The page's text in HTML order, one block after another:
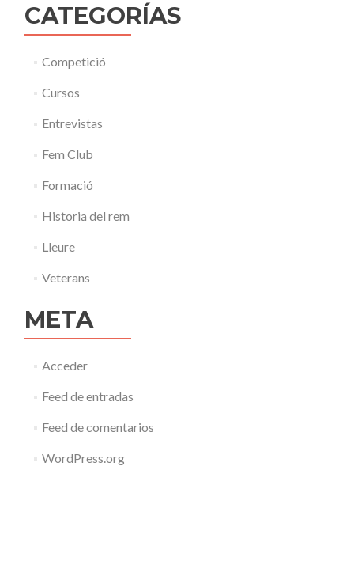
CATEGORÍAS
Competició
Cursos
Entrevistas
Fem Club
Formació
Historia del rem
Lleure
Veterans
META
Acceder
Feed de entradas
Feed de comentarios
WordPress.org